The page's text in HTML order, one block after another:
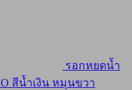
รอกหยดน้ำ
สีน้ำเงิน หมุนขวา